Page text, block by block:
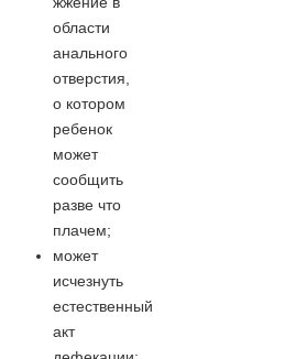
области
анального
отверстия,
о котором
ребенок
может
сообщить
разве что
плачем;
может
исчезнуть
естественный
акт